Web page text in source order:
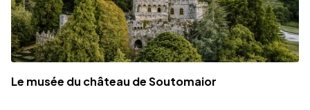
Le musée du château de Soutomaior